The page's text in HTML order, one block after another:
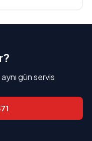
gün servis